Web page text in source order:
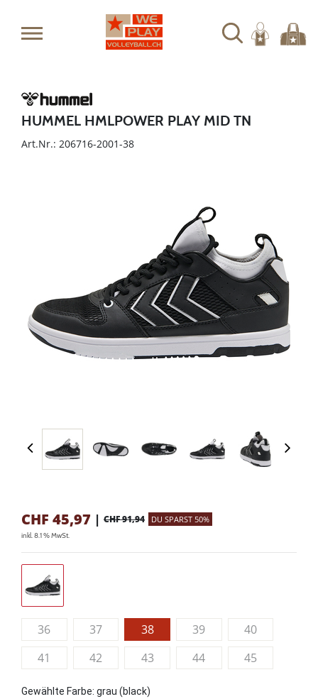
HUMMEL HMLPOWER PLAY MID TN
Art.Nr.: 206716-2001-38
CHF 45,97 | CHF 91,94 DU SPARST 50%
inkl. 8.1 % MwSt.
36 37 38 39
40
41
42 43 44 45
Gewählte Farbe: grau (black)